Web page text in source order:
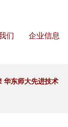
们 企业信息
华东师大先进技术